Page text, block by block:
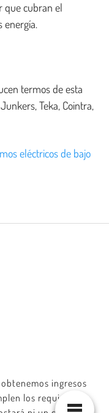
que cubran el
energía.
termos de esta
Teka, Cointra,
eléctricos de bajo
ingresos
los requisitos